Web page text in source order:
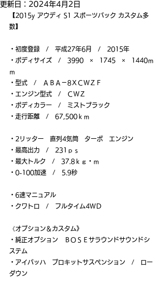
更新日： 2024年4月2日
【2015y アウディ S1 スポーツバック カスタム多
数】
・初度登録　/　平成27年6月　/　2015年
・ボディサイズ　/　3990　×　1745　×　1440ｍ
ｍ
・型式　/　ＡＢＡ－8ＸＣＷＺＦ
・エンジン型式　/　ＣＷＺ
・ボディカラー　/　ミストブラック
・走行距離　/　67,500ｋｍ
・2リッター　直列4気筒　ターボ　エンジン
・最高出力　/　231ｐｓ
・最大トルク　/　37.8ｋｇ・ｍ
・0-100加速　/　5.9秒
・6速マニュアル
・クワトロ　/　フルタイム4ＷＤ
《オプション＆カスタム》
・純正オプション　ＢＯＳＥサラウンドサウンドシ
ステム
・アイバッハ　プロキットサスペンション　/　ロー
ダウン